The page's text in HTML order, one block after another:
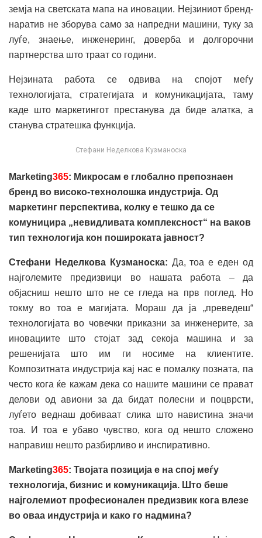
земја на светската мапа на иновации. Нејзиниот бренд-
наратив не зборува само за напредни машини, туку за
луѓе, знаење, инженеринг, доверба и долгорочни
партнерства што траат со години.
Нејзината работа се одвива на спојот меѓу
технологијата, стратегијата и комуникацијата, таму
каде што маркетингот престанува да биде алатка, а
станува стратешка функција.
Стефани Неделкова Кузманоска
Marketing365: Микросам е глобално препознаен
бренд во високо-технолошка индустрија. Од
маркетинг перспектива, колку е тешко да се
комуницира „невидливата комплексност“ на ваков
тип технологија кон пошироката јавност?
Стефани Неделкова Кузманоска: Да, тоа е еден од
најголемите предизвици во нашата работа – да
објасниш нешто што не се гледа на прв поглед. Но
токму во тоа е магијата. Мораш да ја „преведеш“
технологијата во човечки приказни за инженерите, за
иновациите што стојат зад секоја машина и за
решенијата што им ги носиме на клиентите.
Композитната индустрија кај нас е помалку позната, па
често кога ќе кажам дека со нашите машини се прават
делови од авиони за да бидат полесни и поцврсти,
луѓето веднаш добиваат слика што навистина значи
тоа. И тоа е убаво чувство, кога од нешто сложено
направиш нешто разбирливо и инспиративно.
Marketing365: Твојата позиција е на спој меѓу
технологија, бизнис и комуникација. Што беше
најголемиот професионален предизвик кога влезе
во оваа индустрија и како го надмина?